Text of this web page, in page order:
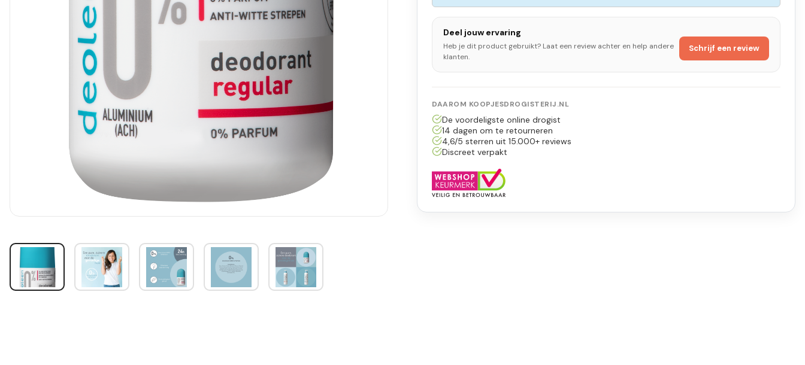
Deel jouw ervaring
Heb je dit product gebruikt? Laat een review achter en help andere
klanten.
Schrijf een review
DAAROM KOOPJESDROGISTERIJ.NL
De voordeligste online drogist
14 dagen om te retourneren
4,6/5 sterren uit 15.000+ reviews
Discreet verpakt